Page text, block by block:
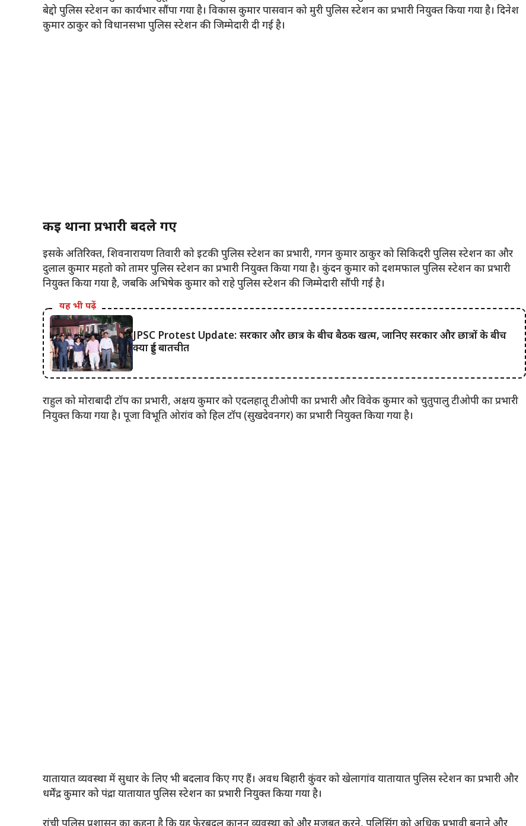
बेद्दो पुलिस स्टेशन का कार्यभार सौंपा गया है। विकास कुमार पासवान को मुरी पुलिस स्टेशन का प्रभारी नियुक्त किया गया है। दिनेश
कुमार ठाकुर को विधानसभा पुलिस स्टेशन की जिम्मेदारी दी गई है।
कई थाना प्रभारी बदले गए
इसके अतिरिक्त, शिवनारायण तिवारी को इटकी पुलिस स्टेशन का प्रभारी, गगन कुमार ठाकुर को सिकिदरी पुलिस स्टेशन का और
दुलाल कुमार महतो को तामर पुलिस स्टेशन का प्रभारी नियुक्त किया गया है। कुंदन कुमार को दशमफाल पुलिस स्टेशन का प्रभारी
नियुक्त किया गया है, जबकि अभिषेक कुमार को राहे पुलिस स्टेशन की जिम्मेदारी सौंपी गई है।
यह भी पढ़ें
JPSC Protest Update: सरकार और छात्र के बीच बैठक खत्म, जानिए सरकार और छात्रों के बीच
क्या हुई बातचीत
राहुल को मोराबादी टॉप का प्रभारी, अक्षय कुमार को एदलहातू टीओपी का प्रभारी और विवेक कुमार को चुतुपालु टीओपी का प्रभारी
नियुक्त किया गया है। पूजा विभूति ओरांव को हिल टॉप (सुखदेवनगर) का प्रभारी नियुक्त किया गया है।
यातायात व्यवस्था में सुधार के लिए भी बदलाव किए गए हैं। अवध बिहारी कुंवर को खेलागांव यातायात पुलिस स्टेशन का प्रभारी और
धर्मेंद्र कुमार को पंद्रा यातायात पुलिस स्टेशन का प्रभारी नियुक्त किया गया है।